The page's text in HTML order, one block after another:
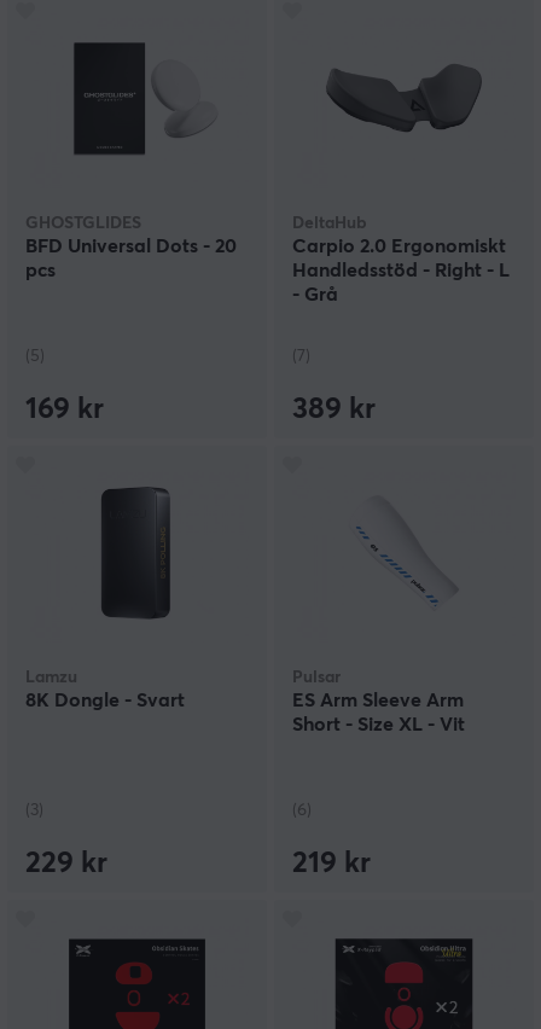
GHOSTGLIDES
BFD Universal Dots - 20
pcs
(5)
169 kr
DeltaHub
Carpio 2.0 Ergonomiskt
Handledsstöd - Right - L
- Grå
(7)
389 kr
Lamzu
8K Dongle - Svart
(3)
229 kr
Pulsar
ES Arm Sleeve Arm
Short - Size XL - Vit
(6)
219 kr